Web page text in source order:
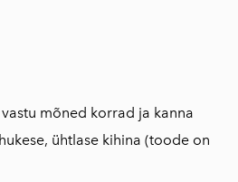
mõned korrad ja kanna
ühtlase kihina (toode on